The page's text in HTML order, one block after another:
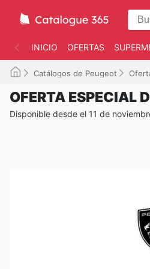
INICIO OFERTAS
Catálogos de Peugeot
OFERTA ESPECIAL
Disponible desde el 11 de